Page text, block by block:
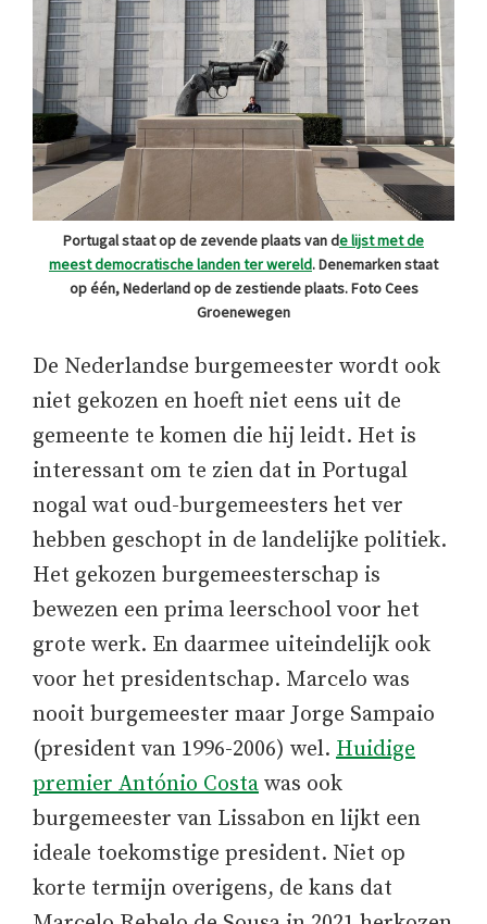
Portugal staat op de zevende plaats van de lijst met de
meest democratische landen ter wereld. Denemarken staat
op één, Nederland op de zestiende plaats. Foto Cees
Groenewegen
De Nederlandse burgemeester wordt ook
niet gekozen en hoeft niet eens uit de
gemeente te komen die hij leidt. Het is
interessant om te zien dat in Portugal
nogal wat oud-burgemeesters het ver
hebben geschopt in de landelijke politiek.
Het gekozen burgemeesterschap is
bewezen een prima leerschool voor het
grote werk. En daarmee uiteindelijk ook
voor het presidentschap. Marcelo was
nooit burgemeester maar Jorge Sampaio
(president van 1996-2006) wel. Huidige
premier António Costa was ook
burgemeester van Lissabon en lijkt een
ideale toekomstige president. Niet op
korte termijn overigens, de kans dat